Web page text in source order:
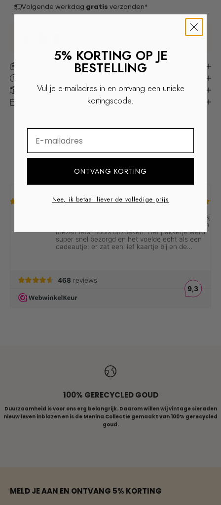
Volgende werkdag gratis verzonden*
, ROXANNEKWANT
Verzenden & Retourneren
Bekijk dit item in het echt
100% GERECYCLED GOUD
Duurzaamheid is voor ons erg belangrijk. Daarom willen wij vintage sieraden
nieuw leven inblazen en is de Menina Collectie gemaakt van 100% gerecycled
goud.
MELD JE AAN EN ONTVANG 5% KORTING
5% KORTING OP JE
BESTELLING
Vul je e-mailadres in en ontvang een unieke
kortingscode.
ONTVANG KORTING
Nee, ik betaal liever de volledige prijs